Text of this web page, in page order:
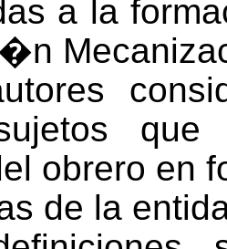
a la
obrero en
de la